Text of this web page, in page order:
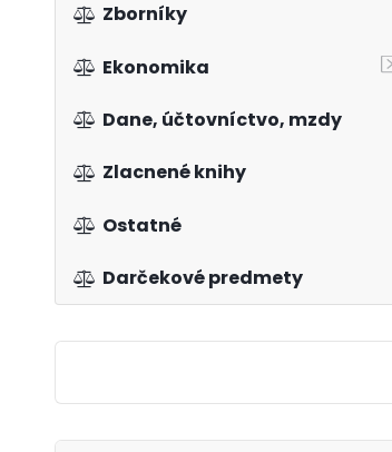
Zborníky
Ekonomika
Dane, účtovníctvo, mzdy
Zlacnené knihy
Ostatné
Darčekové predmety